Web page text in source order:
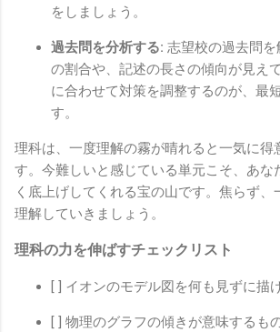
をしましょう。
過去問を分析する: 志望校の過去問
の割合や、記述の長さの傾向が見え
に合わせて対策を調整するのが、最
す。
理科は、一度理解の霧が晴れると一気に得
す。今難しいと感じている単元こそ、あな
く底上げしてくれる宝の山です。焦らず、
理解していきましょう。
理科の力を伸ばすチェックリスト
[ ] イオンのモデル図を何も見ずに描
[ ] 物理のグラフの傾きが意味するも